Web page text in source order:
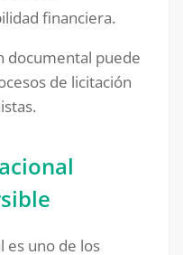
financiera.
documental puede
de licitación
es uno de los